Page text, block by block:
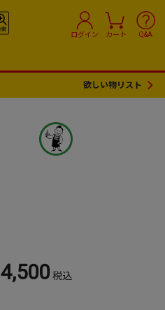
ログイン カート Q&A
欲しい物リスト
4,500 税込